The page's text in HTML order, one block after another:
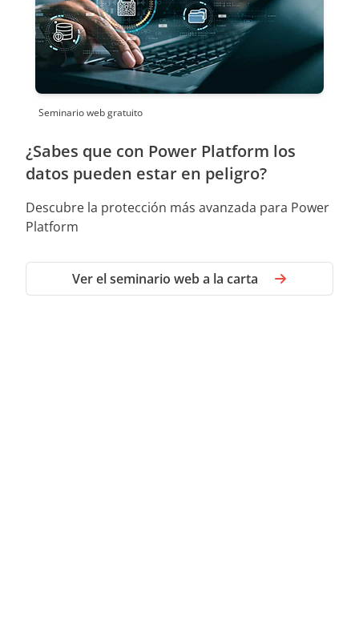
Seminario web gratuito
¿Sabes que con Power Platform los
datos pueden estar en peligro?
Descubre la protección más avanzada para Power
Platform
Ver el seminario web a la carta